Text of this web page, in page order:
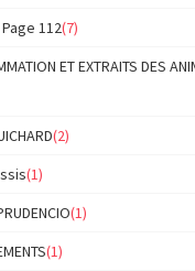
112(7)
ET EXTRAITS DES
(2)
(1)
(1)
(1)